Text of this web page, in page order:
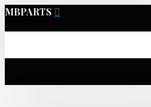
MBPARTS